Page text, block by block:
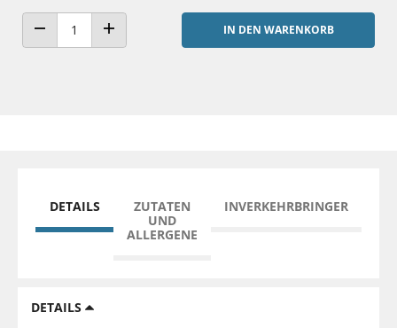
ANZAHL VERRINGERNANZAHL ERHÖHEN
IN DEN WARENKORB
DETAILS
ZUTATEN
UND
ALLERGENE
INVERKEHRBRINGER
DETAILS